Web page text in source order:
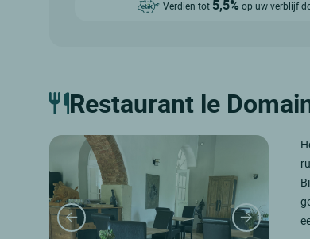
Verdien tot 5,5% op uw verblijf
Restaurant le